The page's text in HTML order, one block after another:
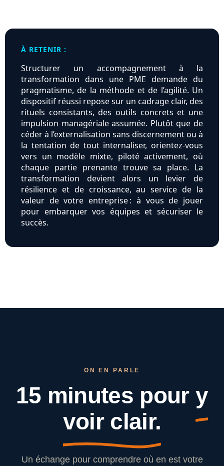
À RETENIR :
Structurer un accompagnement à la
transformation dans une PME demande du
pragmatisme, de la méthode et de l’agilité. Un
dispositif réussi repose sur un cadrage clair, des
rituels consistants, des outils concrets et une
impulsion managériale assumée. Plutôt que de
céder à l’externalisation sans discernement ou à
la tentation de tout internaliser, orientez-vous
vers un modèle mixte, piloté activement, où
chaque partie prenante trouve sa place. La
transformation devient alors un levier de
résilience et de croissance, au service de la
valeur de votre entreprise : à vous de jouer
pour embarquer vos équipes et sécuriser le
succès.
ON EN PARLE
15 minutes pour y
voir clair.
Un échange pour comprendre où en est votre